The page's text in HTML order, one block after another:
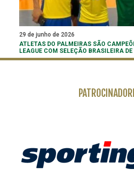
29 de junho de 2026
ATLETAS DO PALMEIRAS SÃO
LEAGUE COM SELEÇÃO BRASILEIRA